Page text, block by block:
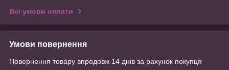
Всі умови оплати
Умови повернення
Повернення товару впродовж 14 днів за рахунок покупця